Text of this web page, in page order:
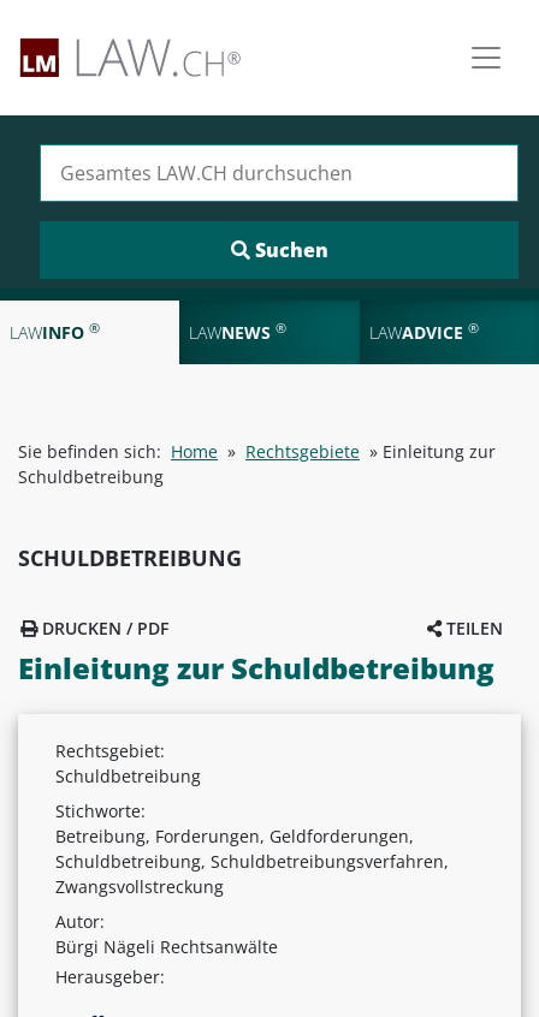
LAWINFO ® LAWNEWS ® LAWADVICE ®
Sie befinden sich: Home » Rechtsgebiete » Einleitung zur
Schuldbetreibung
SCHULDBETREIBUNG
TEILEN
DRUCKEN / PDF
Einleitung zur Schuldbetreibung
Rechtsgebiet:
Schuldbetreibung
Stichworte:
Betreibung, Forderungen, Geldforderungen,
Schuldbetreibung, Schuldbetreibungsverfahren,
Zwangsvollstreckung
Autor:
Bürgi Nägeli Rechtsanwälte
Herausgeber: